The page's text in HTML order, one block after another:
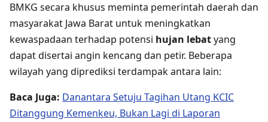
BMKG secara khusus meminta pemerintah daerah dan
masyarakat Jawa Barat untuk meningkatkan
kewaspadaan terhadap potensi hujan lebatyang
dapat disertai angin kencang dan petir. Beberapa
wilayah yang diprediksi terdampak antara lain:
Baca Juga: Danantara Setuju Tagihan Utang KCIC
Ditanggung Kemenkeu, Bukan Lagi di Laporan